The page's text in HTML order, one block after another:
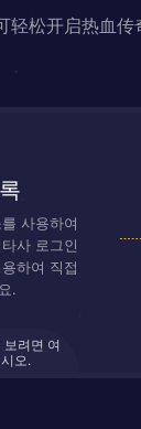
轻松开启热血传
사용하여
사 로그인
하여 직접
.
려면 여
오.